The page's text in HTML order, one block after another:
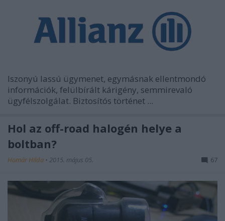
Iszonyú lassú ügymenet, egymásnak ellentmondó
információk, felülbírált kárigény, semmirevaló
ügyfélszolgálat. Biztosítós történet ...
Hol az off-road halogén helye a
boltban?
Homár Hilda • 2015. május 05. 67